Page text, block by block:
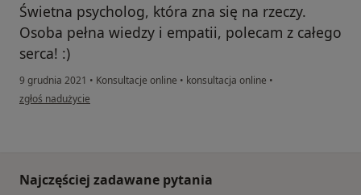
Świetna psycholog, która zna się na rzeczy.
Osoba pełna wiedzy i empatii, polecam z całego
serca! :)
9 grudnia 2021 • Konsultacje online • konsultacja online •
w opinii użytkownika E.M.B.K
zgłoś nadużycie
Najczęściej zadawane pytania